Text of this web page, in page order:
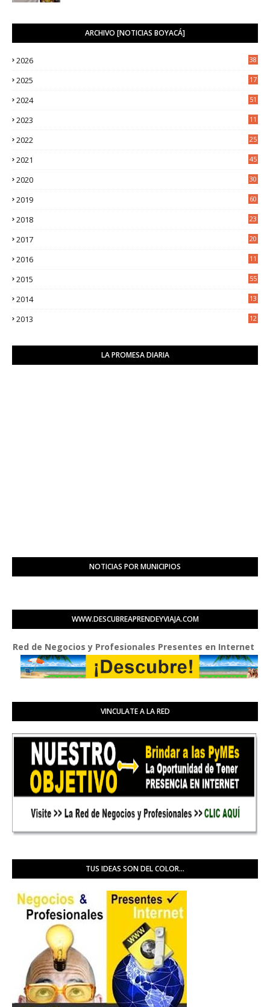
ARCHIVO [NOTICIAS BOYACÁ]
2026 38
2025
17
2024 51
2023
11
2022
25
2021
45
2020
30
2019 60
2018
23
2017
20
2016
11
2015 55
2014
13
2013
12
LA PROMESA DIARIA
NOTICIAS POR MUNICIPIOS
WWW.DESCUBREAPRENDEYVIAJA.COM
Negocios y Profesionales Presentes en Internet
VINCULATE A LA RED
TUS IDEAS SON DEL COLOR...